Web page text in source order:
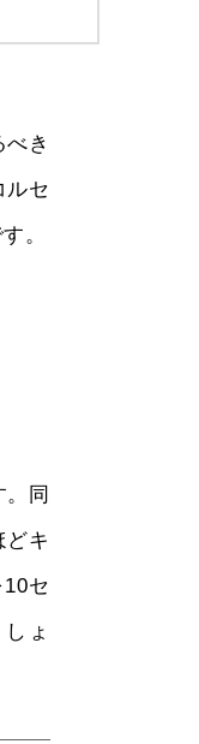
き
ルセ
。
同
キ
セ
ょ